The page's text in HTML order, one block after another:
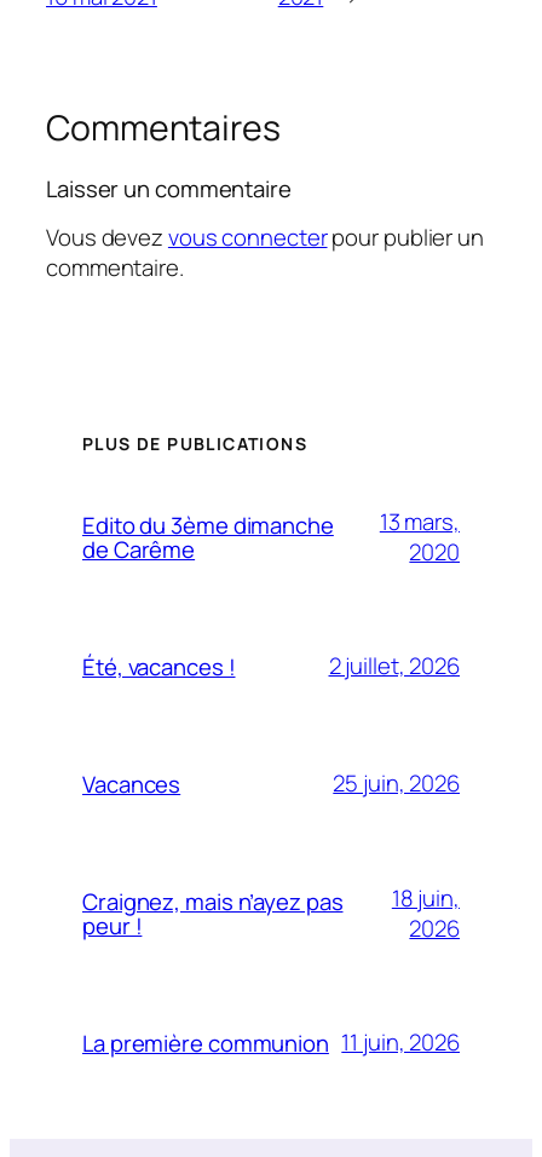
Commentaires
Laisser un commentaire
Vous devezvous connecterpour publier un
commentaire.
PLUS DE PUBLICATIONS
Edito du 3ème dimanche
de Carême
13 mars,
2020
Été, vacances ! 2 juillet, 2026
Vacances 25 juin, 2026
Craignez, mais n’ayez pas
peur !
18 juin,
2026
La première communion 11 juin, 2026